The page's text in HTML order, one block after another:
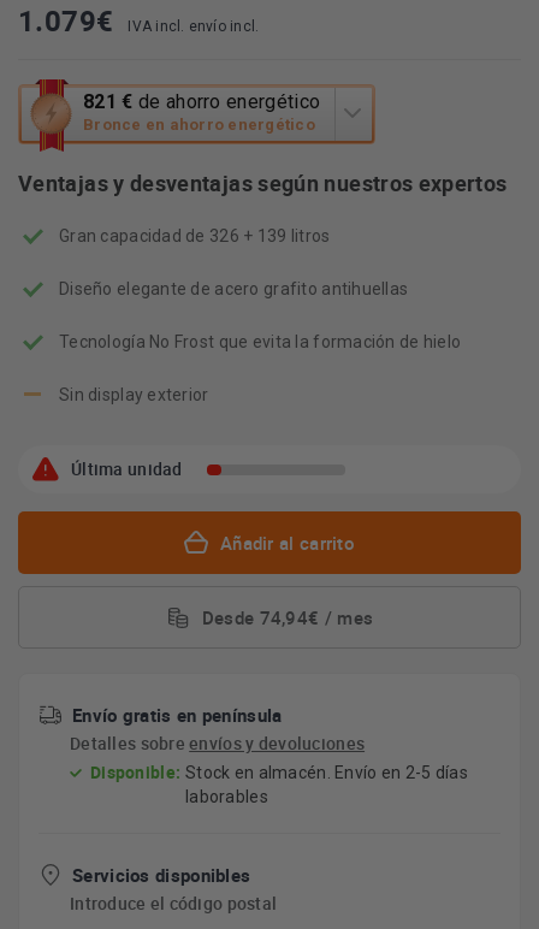
1.079€ IVA incl. envío incl.
821 € de ahorro energético
Bronce en ahorro energético
Esta
acción
abrirá
herramienta
ahorro
Youreko.
Ventajas y desventajas según nuestros expertos
Gran capacidad de 326 + 139 litros
Diseño elegante de acero grafito antihuellas
Tecnología No Frost que evita la formación de hielo
Sin display exterior
Última unidad
Añadir al carrito
Desde 74,94€ / mes
Envío gratis en península
Detalles sobreenvíos y devoluciones
Disponible: Stock en almacén. Envío en 2-5 días
laborables
Servicios disponibles
Introduce el código postal